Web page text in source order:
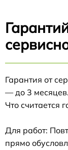
Гарантия от
— до 3 месяцев.
Что считается
Для работ:
прямо